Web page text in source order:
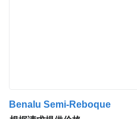
Benalu Semi-Reboque